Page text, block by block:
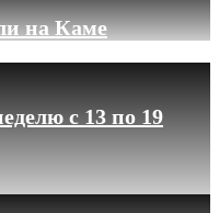
на Каме
с 13 по 19